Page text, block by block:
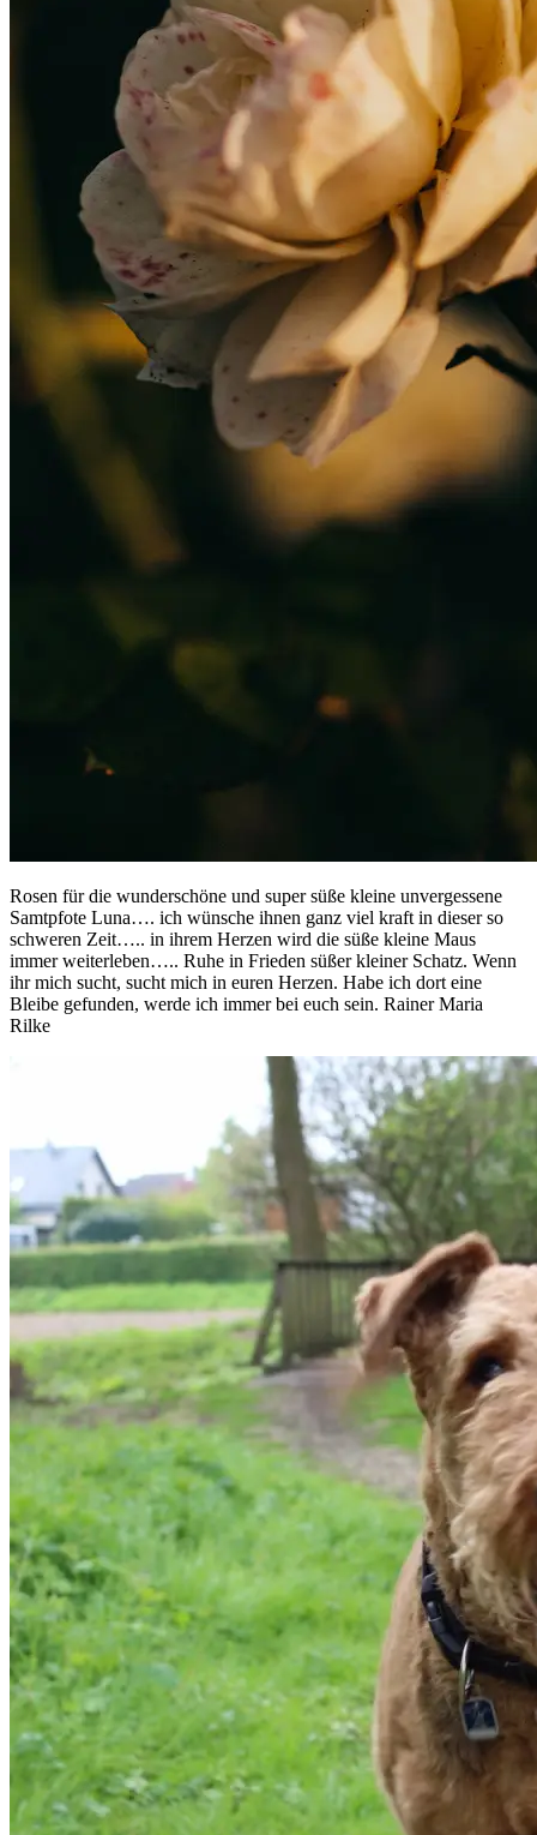
Rosen für die wunderschöne und super süße kleine unvergessene
Samtpfote Luna…. ich wünsche ihnen ganz viel kraft in dieser so
schweren Zeit….. in ihrem Herzen wird die süße kleine Maus
immer weiterleben….. Ruhe in Frieden süßer kleiner Schatz. Wenn
ihr mich sucht, sucht mich in euren Herzen. Habe ich dort eine
Bleibe gefunden, werde ich immer bei euch sein. Rainer Maria
Rilke